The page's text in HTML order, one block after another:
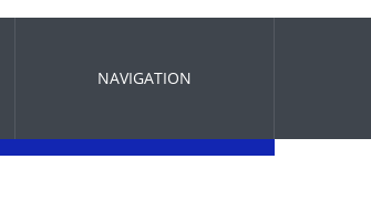
NAVIGATION